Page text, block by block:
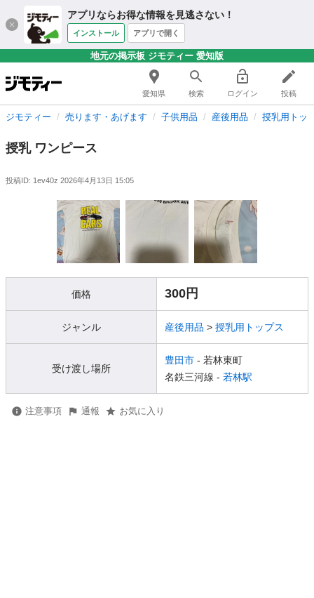
アプリならお得な情報を見逃さない！
インストール アプリで開く
地元の掲示板 ジモティー 愛知版
愛知県 検索 ログイン 投稿
ジモティー 売ります・あげます 子供用品 産後用品 授乳用トッ
授乳 ワンピース
投稿ID: 1ev40z 2026年4月13日 15:05
価格 300円
ジャンル 産後用品 > 授乳用トップス
受け渡し場所
豊田市 - 若林東町
名鉄三河線 - 若林駅
注意事項 通報 お気に入り